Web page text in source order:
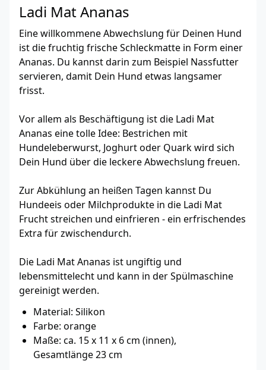
Ladi Mat Ananas
Eine willkommene Abwechslung für Deinen Hund
ist die fruchtig frische Schleckmatte in Form einer
Ananas. Du kannst darin zum Beispiel Nassfutter
servieren, damit Dein Hund etwas langsamer
frisst.
Vor allem als Beschäftigung ist die Ladi Mat
Ananas eine tolle Idee: Bestrichen mit
Hundeleberwurst, Joghurt oder Quark wird sich
Dein Hund über die leckere Abwechslung freuen.
Zur Abkühlung an heißen Tagen kannst Du
Hundeeis oder Milchprodukte in die Ladi Mat
Frucht streichen und einfrieren - ein erfrischendes
Extra für zwischendurch.
Die Ladi Mat Ananas ist ungiftig und
lebensmittelecht und kann in der Spülmaschine
gereinigt werden.
Material: Silikon
Farbe: orange
Maße: ca. 15 x 11 x 6 cm (innen),
Gesamtlänge 23 cm